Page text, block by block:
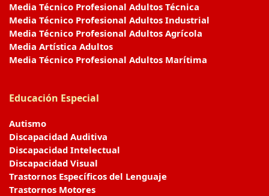
Media Técnico Profesional Adultos Técnica
Media Técnico Profesional Adultos Industrial
Media Técnico Profesional Adultos Agrícola
Media Artística Adultos
Media Técnico Profesional Adultos Marítima
Educación Especial
Autismo
Discapacidad Auditiva
Discapacidad Intelectual
Discapacidad Visual
Trastornos Específicos del Lenguaje
Trastornos Motores